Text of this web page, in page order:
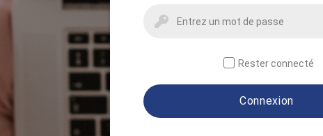
Rester connecté
Connexion